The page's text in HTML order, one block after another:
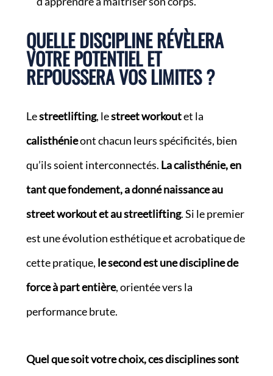
QUELLE DISCIPLINE RÉVÈLERA
VOTRE POTENTIEL ET
REPOUSSERA VOS LIMITES ?
Lestreetlifting, lestreet workoutet la
calisthénieont chacun leurs spécificités, bien
qu’ils soient interconnectés. La calisthénie, en
tant que fondement, a donné naissance au
street workout et au streetlifting. Si le premier
est une évolution esthétique et acrobatique de
cette pratique, le second est une discipline de
force à part entière, orientée vers la
performance brute.
Quel que soit votre choix, ces disciplines sont